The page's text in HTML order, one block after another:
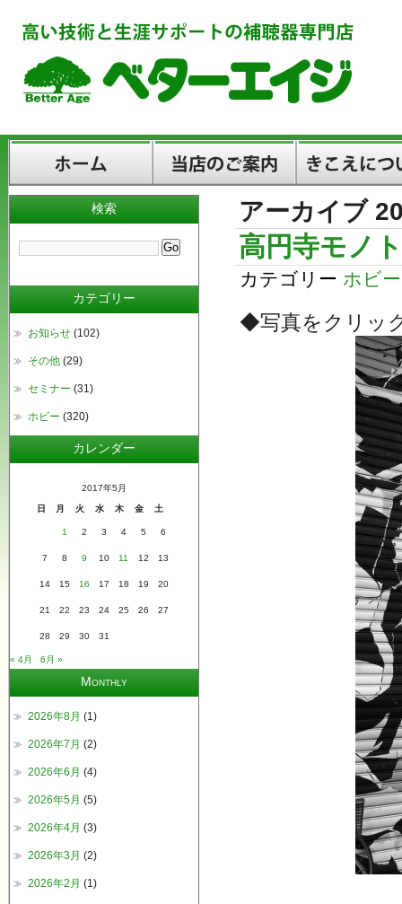
きこえについて
アーカイブ
高円寺モノ
カテゴリー ホビー
◆写真をクリッ
検索
カテゴリー
お知らせ (102)
その他 (29)
セミナー (31)
ホビー (320)
カレンダー
2017年5月
日 月 火 水 木 金 土
1 2 3 4 5 6
7 8 9 10 11 12 13
14 15 16 17 18 19 20
21 22 23 24 25 26 27
28 29 30 31
« 4月 6月 »
Monthly
2026年8月 (1)
2026年7月 (2)
2026年6月 (4)
2026年5月 (5)
2026年4月 (3)
2026年3月 (2)
2026年2月 (1)